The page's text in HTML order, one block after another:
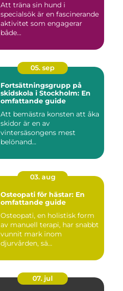
Att träna sin hund i
specialsök är en fascinerande
aktivitet som engagerar
både...
05. sep
Fortsättningsgrupp på
skidskola i Stockholm: En
omfattande guide
Att bemästra konsten att åka
skidor är en av
vintersäsongens mest
belönand...
03. aug
Osteopati för hästar: En
omfattande guide
Osteopati, en holistisk form
av manuell terapi, har snabbt
vunnit mark inom
djurvården, sä...
07. jul